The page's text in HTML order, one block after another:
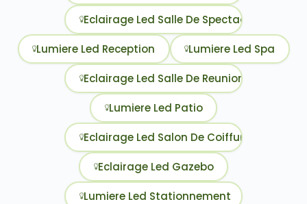
Eclairage Led Salle De Spectacle
Lumiere Led Reception Lumiere Led Spa
Eclairage Led Salle De Reunion
Lumiere Led Patio
Eclairage Led Salon De Coiffure
Eclairage Led Gazebo
Lumiere Led Stationnement